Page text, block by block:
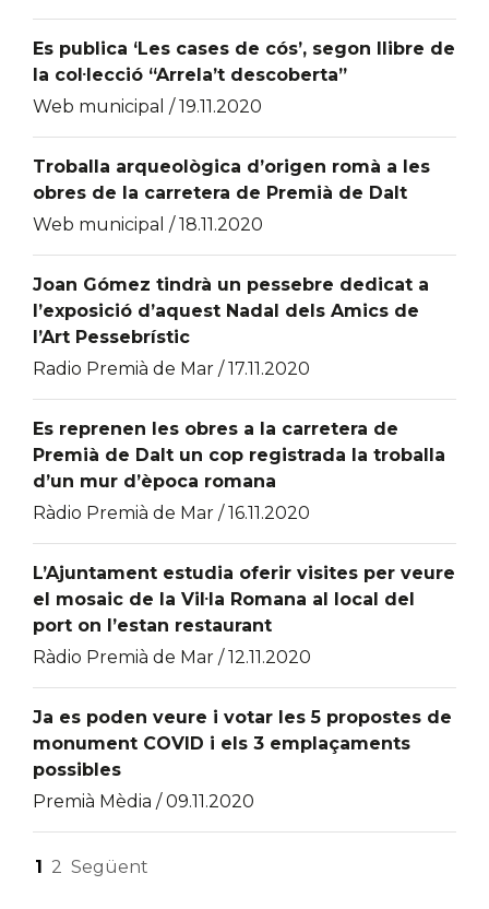
Es publica ‘Les cases de cós’, segon llibre de
la col·lecció “Arrela’t descoberta”
Web municipal / 19.11.2020
Troballa arqueològica d’origen romà a les
obres de la carretera de Premià de Dalt
Web municipal / 18.11.2020
Joan Gómez tindrà un pessebre dedicat a
l’exposició d’aquest Nadal dels Amics de
l’Art Pessebrístic
Radio Premià de Mar / 17.11.2020
Es reprenen les obres a la carretera de
Premià de Dalt un cop registrada la troballa
d’un mur d’època romana
Ràdio Premià de Mar / 16.11.2020
L’Ajuntament estudia oferir visites per veure
el mosaic de la Vil·la Romana al local del
port on l’estan restaurant
Ràdio Premià de Mar / 12.11.2020
Ja es poden veure i votar les 5 propostes de
monument COVID i els 3 emplaçaments
possibles
Premià Mèdia / 09.11.2020
Paginació
1 2 Següent